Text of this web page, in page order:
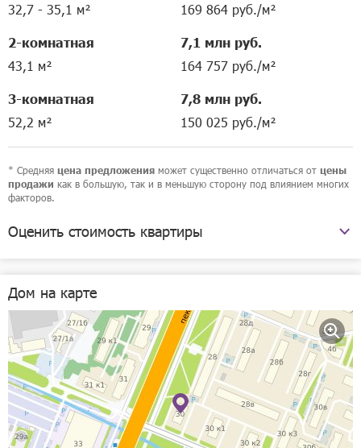
32,7 - 35,1 м² 169 864 руб./м²
2-комнатная
43,1 м²
7,1 млн руб.
164 757 руб./м²
3-комнатная
52,2 м²
7,8 млн руб.
150 025 руб./м²
* Средняя цена предложения может существенно отличаться от цены
продажи как в большую, так и в меньшую сторону под влиянием многих
факторов.
Оценить стоимость квартиры
Рассчитать
Дом на карте